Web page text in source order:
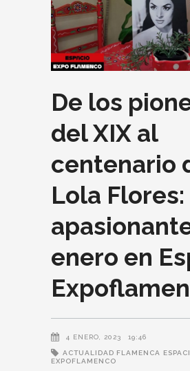
De los
del XIX al
centenario
Lola Flores:
enero en
4 ENERO, 2023 19:46
ACTUALIDAD FLAMENCA
EXPOFLAMENCO